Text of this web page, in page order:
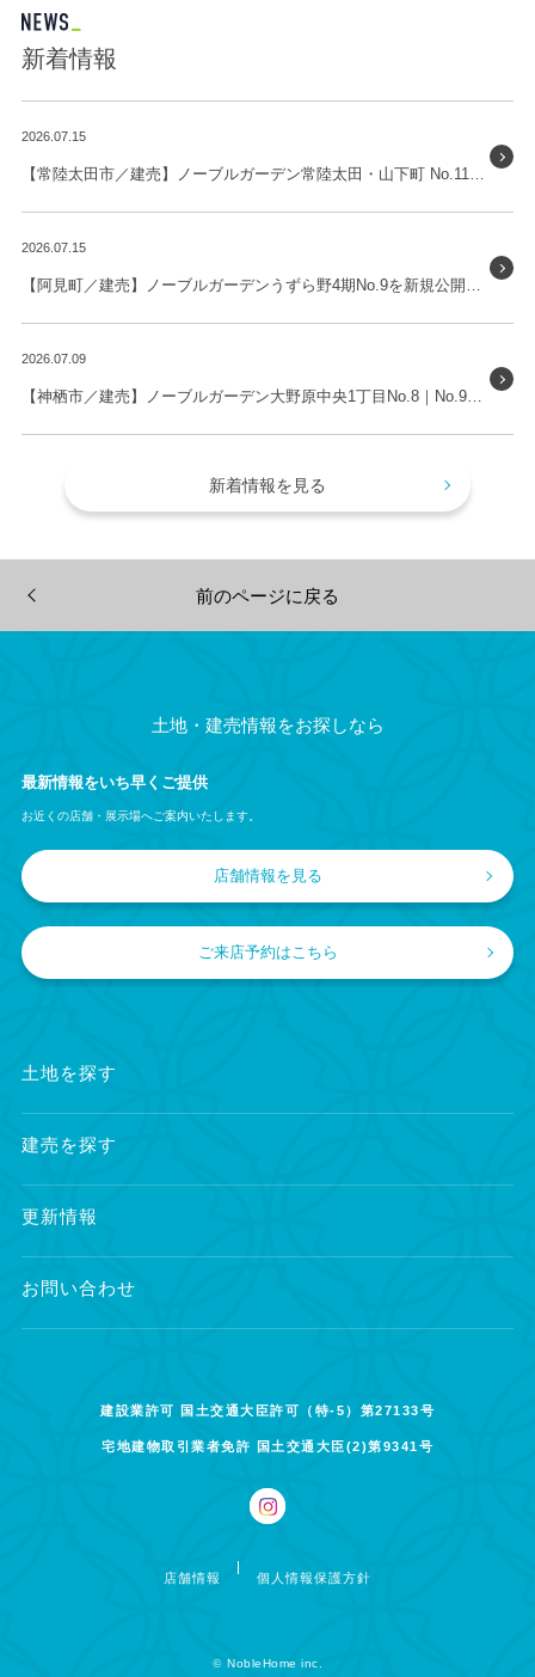
新着情報
2026.07.15
【常陸太田市／建売】ノーブルガーデン常陸太田・山下町 No.11を新規公開しました。
2026.07.15
【阿見町／建売】ノーブルガーデンうずら野4期No.9を新規公開しました。
2026.07.09
【神栖市／建売】ノーブルガーデン大野原中央1丁目No.8｜No.9を新規公開しました。
新着情報を見る
前のページに戻る
土地・建売情報をお探しなら
最新情報をいち早くご提供
お近くの店舗・展示場へご案内いたします。
店舗情報を見る
ご来店予約はこちら
土地を探す
建売を探す
更新情報
お問い合わせ
建設業許可 国土交通大臣許可（特-5）第27133号
宅地建物取引業者免許 国土交通大臣(2)第9341号
店舗情報 個人情報保護方針
© NobleHome inc.